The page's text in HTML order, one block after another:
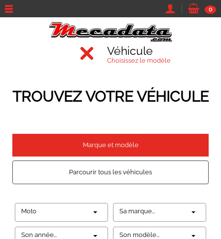
0
Véhicule
Choisissez le modèle
TROUVEZ VOTRE VÉHICULE
Marque et modèle
Parcourir tous les véhicules
Moto Sa marque...
Son année... Son modèle...